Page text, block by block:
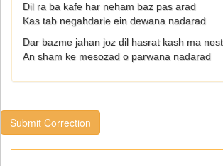
Dil ra ba kafe har neham baz pas arad
Kas tab negahdarie ein dewana nadarad
Dar bazme jahan joz dil hasrat kash ma nest
An sham ke mesozad o parwana nadarad
Submit Correction